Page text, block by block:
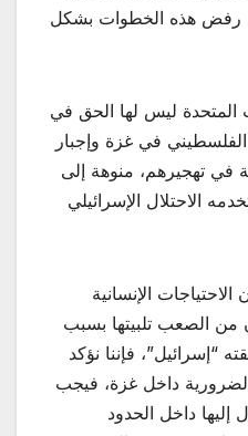
رفض هذه الخطوات بشكل
المتحدة ليس لها الحق في
في غزة وإجبار
في تهجيرهم، منوهة إلى
الاحتلال الإسرائيلي
الإنسانية
الصعب تلبيتها بسبب
“إسرائيل”، فإننا نؤكد
الضرورية داخل غزة، فيجب
داخل الحدود